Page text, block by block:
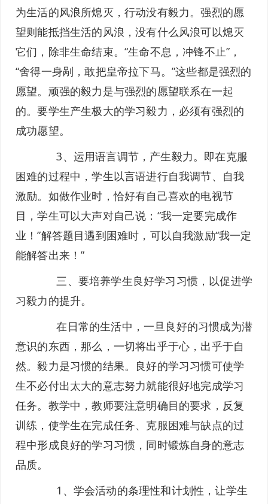
为生活的风浪所熄灭，行动没有毅力。强烈的愿
望则能抵挡生活的风浪，没有什么风浪可以熄灭
它们，除非生命结束。“生命不息，冲锋不止”，
“舍得一身剐，敢把皇帝拉下马。”这些都是强烈的
愿望。顽强的毅力是与强烈的愿望联系在一起
的。要学生产生极大的学习毅力，必须有强烈的
成功愿望。
3、运用语言调节，产生毅力。即在克服
困难的过程中，学生以言语进行自我调节、自我
激励。如做作业时，恰好有自己喜欢的电视节
目，学生可以大声对自己说：“我一定要完成作
业！”解答题目遇到困难时，可以自我激励“我一定
能解答出来！”
三、要培养学生良好学习习惯，以促进学
习毅力的提升。
在日常的生活中，一旦良好的习惯成为潜
意识的东西，那么，一切将出乎于心，出乎于自
然。毅力是习惯的结果。良好的学习习惯可使学
生不必付出太大的意志努力就能很好地完成学习
任务。教学中，教师要注意明确目的要求，反复
训练，使学生在完成任务、克服困难与缺点的过
程中形成良好的学习习惯，同时锻炼自身的意志
品质。
1、学会活动的条理性和计划性，让学生